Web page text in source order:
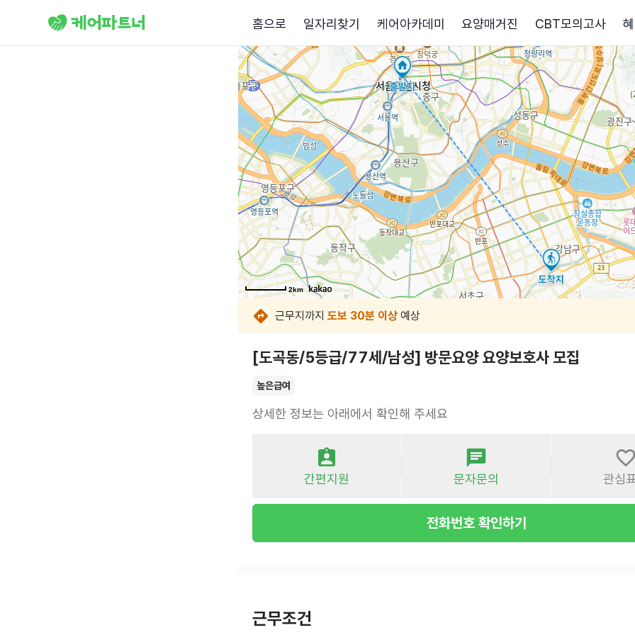
홈으로 일자리찾기 케어아카데미 요양매거진 CBT모의고사
2km
2km
2km
2km
2km
2km
2km
2km
근무지까지 도보 30분 이상 예상
[도곡동/5등급/77세/남성] 방문요양 요양보호사 모집
높은급여
상세한 정보는 아래에서 확인해 주세요
간편지원 문자문의 관심
전화번호 확인하기
근무조건